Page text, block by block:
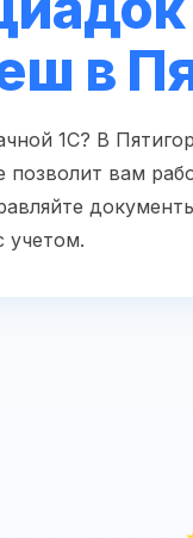
в
1С? В
позволит вам
учетом.